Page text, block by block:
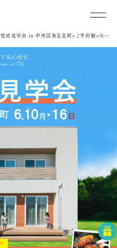
完成見学会 in 中央区有玉北町«ご予約制»※終